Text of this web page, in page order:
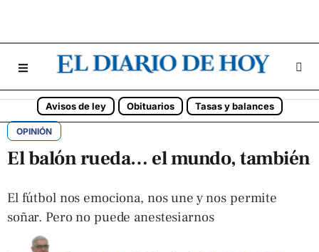
Avisos de ley Obituarios Tasas y balances
OPINIÓN
El balón rueda… el mundo, también
El fútbol nos emociona, nos une y nos permite
soñar. Pero no puede anestesiarnos